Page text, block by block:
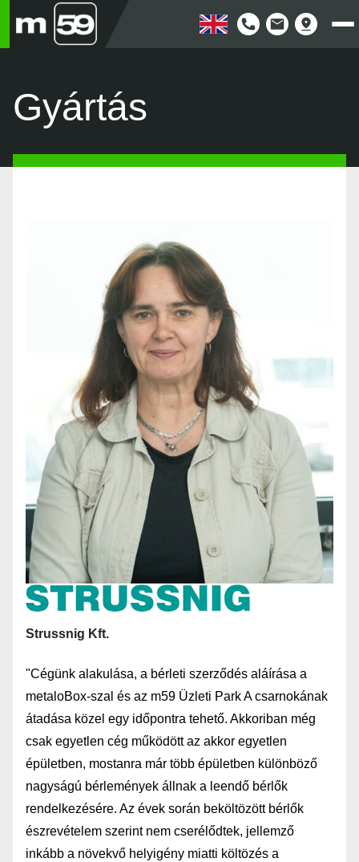
Gyártás
Strussnig Kft.
"Cégünk alakulása, a bérleti szerződés aláírása a
metaloBox-szal és az m59 Üzleti Park A csarnokának
átadása közel egy időpontra tehető. Akkoriban még
csak egyetlen cég működött az akkor egyetlen
épületben, mostanra már több épületben különböző
nagyságú bérlemények állnak a leendő bérlők
rendelkezésére. Az évek során beköltözött bérlők
észrevételem szerint nem cserélődtek, jellemző
inkább a növekvő helyigény miatti költözés a